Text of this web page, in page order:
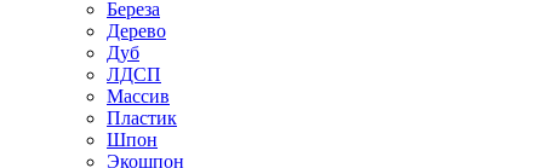
Береза
Дерево
Дуб
ЛДСП
Массив
Пластик
Шпон
Экошпон